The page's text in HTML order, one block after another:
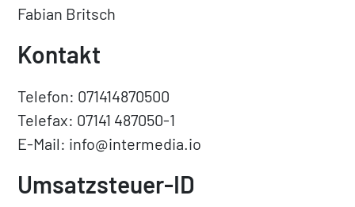
Fabian Britsch
Kontakt
Telefon: 071414870500
Telefax: 07141 487050-1
E-Mail: info@intermedia.io
Umsatzsteuer-ID